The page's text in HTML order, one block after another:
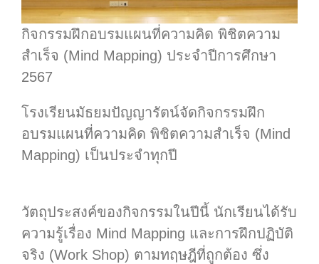
กิจกรรมฝึกอบรมแผนที่ความคิด พิชิตความ
สำเร็จ (Mind Mapping) ประจำปีการศึกษา
2567
โรงเรียนมัธยมปัญญารัตน์จัดกิจกรรมฝึก
อบรมแผนที่ความคิด พิชิตความสำเร็จ (Mind
Mapping) เป็นประจำทุกปี
วัตถุประสงค์ของกิจกรรมในปีนี้ นักเรียนได้รับ
ความรู้เรื่อง Mind Mapping และการฝึกปฏิบัติ
จริง (Work Shop) ตามทฤษฎีที่ถูกต้อง ซึ่ง